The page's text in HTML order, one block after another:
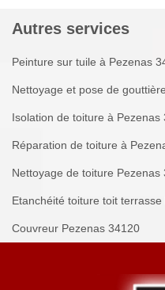
Autres services
Peinture sur tuile à Pezenas
Nettoyage et pose de
Isolation de toiture à Pezenas
Réparation de toiture à
Nettoyage de toiture Pezenas
Etanchéité toiture toit
Couvreur Pezenas 34120